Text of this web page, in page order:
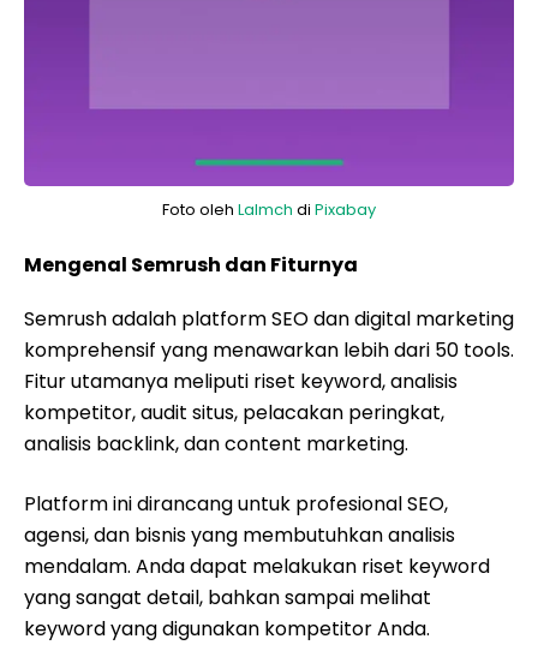
Foto oleh Lalmch di Pixabay
Mengenal Semrush dan Fiturnya
Semrush adalah platform SEO dan digital marketing
komprehensif yang menawarkan lebih dari 50 tools.
Fitur utamanya meliputi riset keyword, analisis
kompetitor, audit situs, pelacakan peringkat,
analisis backlink, dan content marketing.
Platform ini dirancang untuk profesional SEO,
agensi, dan bisnis yang membutuhkan analisis
mendalam. Anda dapat melakukan riset keyword
yang sangat detail, bahkan sampai melihat
keyword yang digunakan kompetitor Anda.